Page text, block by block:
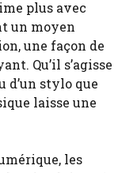
plus avec
un moyen
une façon de
Qu’il s’agisse
d’un stylo que
laisse une
les